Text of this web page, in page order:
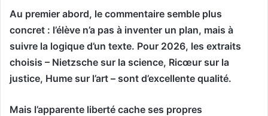
Au premier abord, le commentaire semble plus
concret : l’élève n’a pas à inventer un plan, mais à
suivre la logique d’un texte. Pour 2026, les extraits
choisis – Nietzsche sur la science, Ricœur sur la
justice, Hume sur l’art – sont d’excellente qualité.
Mais l’apparente liberté cache ses propres